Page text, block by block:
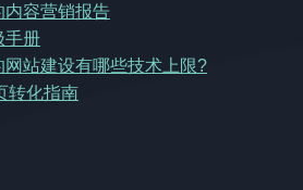
内容营销报告
手册
站建设有哪些技术上限?
转化指南